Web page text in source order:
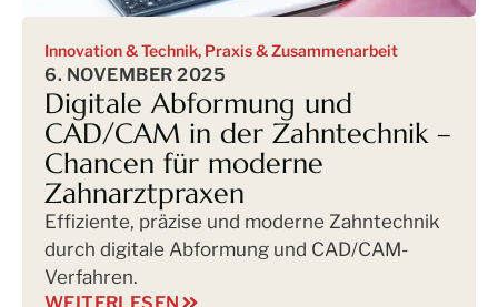
Innovation & Technik, Praxis & Zusammenarbeit
6. NOVEMBER 2025
Digitale Abformung und
CAD/CAM in der Zahntechnik –
Chancen für moderne
Zahnarztpraxen
Effiziente, präzise und moderne Zahntechnik
durch digitale Abformung und CAD/CAM-
Verfahren.
WEITERLESEN